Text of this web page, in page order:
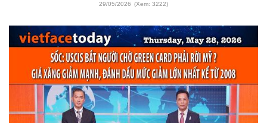
29/05/2026 (Xem: 3222)